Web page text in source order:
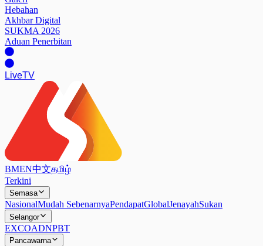
Hebahan
Akhbar Digital
SUKMA 2026
Aduan Penerbitan
LiveTV
BMEN中文தமிழ்
Terkini
Semasa
NasionalMudah SebenarnyaPendapatGlobalJenayahSukan
Selangor
EXCOADNPBT
Pancawarna